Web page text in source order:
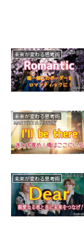
未来が変わる思考術
未来が変わる思考術
未来が変わる思考術